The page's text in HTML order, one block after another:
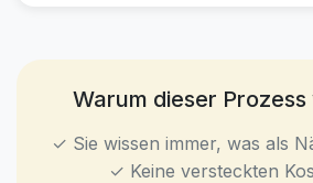
Warum dieser
✓ Sie wissen immer, was als
✓ Keine versteckten